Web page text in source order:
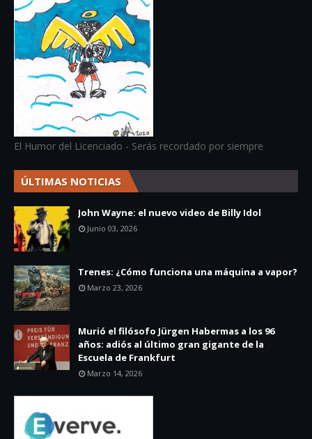
El Humor del Licenciado - Serás recordado por siempre
ÚLTIMAS NOTICIAS
John Wayne: el nuevo video de Billy Idol
Junio 03, 2026
Trenes: ¿Cómo funciona una máquina a vapor?
Marzo 23, 2026
Murió el filósofo Jürgen Habermas a los 96
años: adiós al último gran gigante de la
Escuela de Frankfurt
Marzo 14, 2026